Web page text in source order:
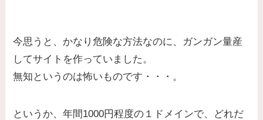
今思うと、かなり危険な方法なのに、ガンガン量産
してサイトを作っていました。
無知というのは怖いものです・・・。
というか、年間1000円程度の１ドメインで、どれだ